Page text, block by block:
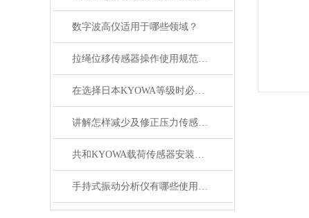
数字波高仪适用于哪些领域？
拉绳位移传感器操作使用规范有哪些？
在选择日本KYOWA等级时必须满足下列两个条件
讲解怎样减少及修正压力传感器零点热漂移
共和KYOWA载荷传感器安装操作规程
手持式振动分析仪有哪些使用注意事项